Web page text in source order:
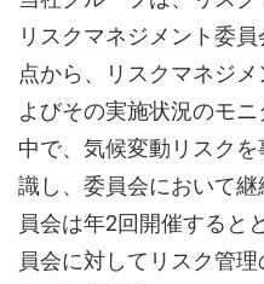
リスクマネジメント委
点から、リスクマネジ
よびその実施状況のモ
中で、気候変動リスク
識し、委員会において
員会は年2回開催すると
員会に対してリスク管